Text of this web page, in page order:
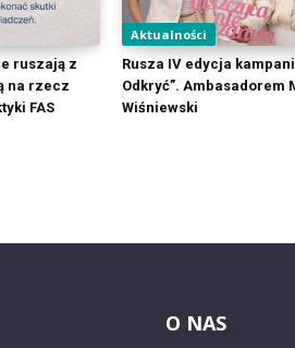
ruszają z
na rzecz
FAS
Aktualności
Rusza IV edycja
Odkryć”. Ambasadorem
Wiśniewski
O NAS